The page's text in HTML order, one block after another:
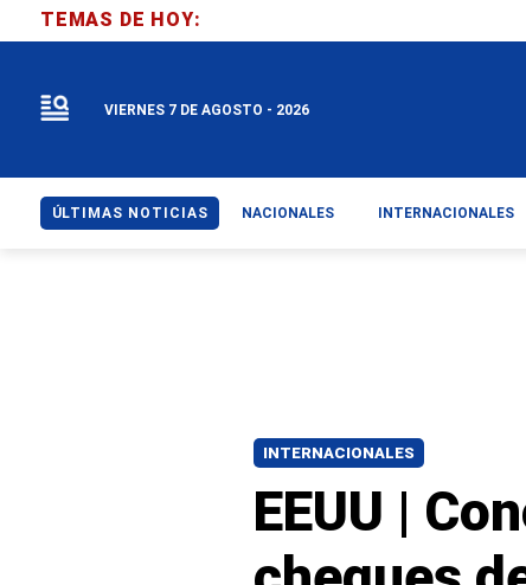
INTERNACIONALES
EEUU |
TEMAS DE HOY:
VIERNES 7 DE AGOSTO - 2026
ÚLTIMAS NOTICIAS NACIONALES INTERNACIONALES